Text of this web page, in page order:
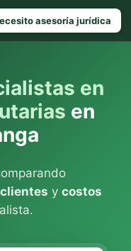
asesoría jurídica
en
en
y costos